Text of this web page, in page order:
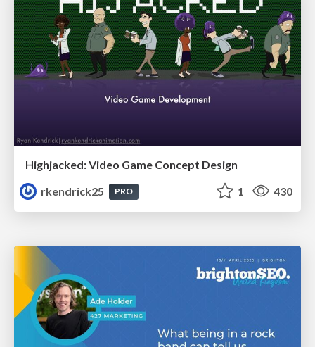
Highjacked: Video Game Concept Design
rkendrick25
PRO 1 430